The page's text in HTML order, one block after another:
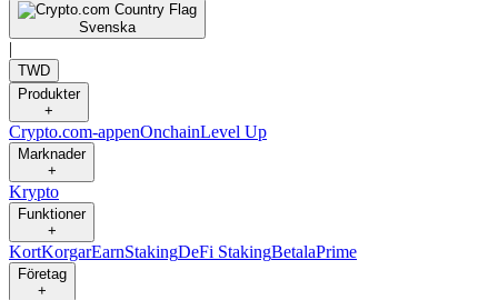
Svenska
|
TWD
Produkter
+
Crypto.com-appenOnchainLevel Up
Marknader
+
Krypto
Funktioner
+
KortKorgarEarnStakingDeFi StakingBetalaPrime
Företag
+